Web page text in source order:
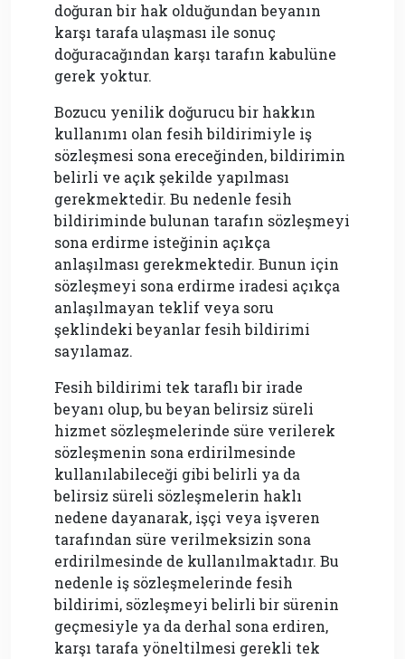
doğuran bir hak olduğundan beyanın
karşı tarafa ulaşması ile sonuç
doğuracağından karşı tarafın kabulüne
gerek yoktur.
Bozucu yenilik doğurucu bir hakkın
kullanımı olan fesih bildirimiyle iş
sözleşmesi sona ereceğinden, bildirimin
belirli ve açık şekilde yapılması
gerekmektedir. Bu nedenle fesih
bildiriminde bulunan tarafın sözleşmeyi
sona erdirme isteğinin açıkça
anlaşılması gerekmektedir. Bunun için
sözleşmeyi sona erdirme iradesi açıkça
anlaşılmayan teklif veya soru
şeklindeki beyanlar fesih bildirimi
sayılamaz.
Fesih bildirimi tek taraflı bir irade
beyanı olup, bu beyan belirsiz süreli
hizmet sözleşmelerinde süre verilerek
sözleşmenin sona erdirilmesinde
kullanılabileceği gibi belirli ya da
belirsiz süreli sözleşmelerin haklı
nedene dayanarak, işçi veya işveren
tarafından süre verilmeksizin sona
erdirilmesinde de kullanılmaktadır. Bu
nedenle iş sözleşmelerinde fesih
bildirimi, sözleşmeyi belirli bir sürenin
geçmesiyle ya da derhal sona erdiren,
karşı tarafa yöneltilmesi gerekli tek